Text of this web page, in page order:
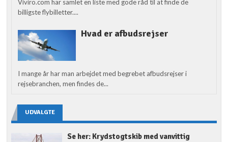
Viviro.com har samlet en liste med gode råd til at finde de
billigste flybilletter....
Hvad er afbudsrejser
I mange år har man arbejdet med begrebet afbudsrejser i
rejsebranchen, men findes de...
UDVALGTE
Se her: Krydstogtskib med vanvittig